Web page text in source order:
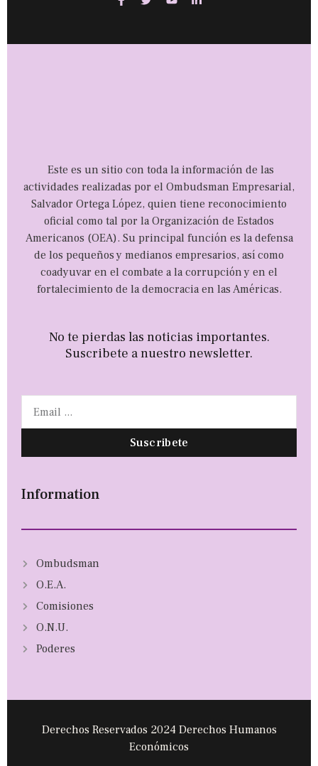
Este es un sitio con toda la información de las
actividades realizadas por el Ombudsman Empresarial,
Salvador Ortega López, quien tiene reconocimiento
oficial como tal por la Organización de Estados
Americanos (OEA). Su principal función es la defensa
de los pequeños y medianos empresarios, así como
coadyuvar en el combate a la corrupción y en el
fortalecimiento de la democracia en las Américas.
No te pierdas las noticias importantes.
Suscribete a nuestro newsletter.
Suscribete
Information
Ombudsman
O.E.A.
Comisiones
O.N.U.
Poderes
Derechos Reservados 2024 Derechos Humanos
Económicos